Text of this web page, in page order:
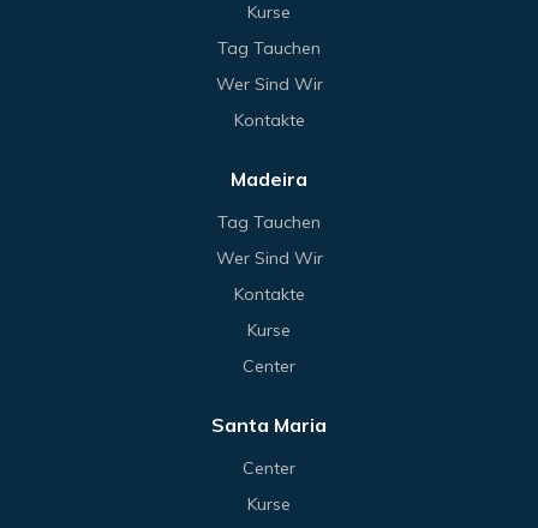
Kurse
Tag Tauchen
Wer Sind Wir
Kontakte
Madeira
Tag Tauchen
Wer Sind Wir
Kontakte
Kurse
Center
Santa Maria
Center
Kurse